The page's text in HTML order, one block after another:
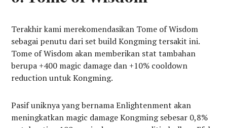
Terakhir kami merekomendasikan Tome of Wisdom
sebagai penutu dari set build Kongming tersakit ini.
Tome of Wisdom akan memberikan stat tambahan
berupa +400 magic damage dan +10% cooldown
reduction untuk Kongming.
Pasif uniknya yang bernama Enlightenment akan
meningkatkan magic damage Kongming sebesar 0,8%